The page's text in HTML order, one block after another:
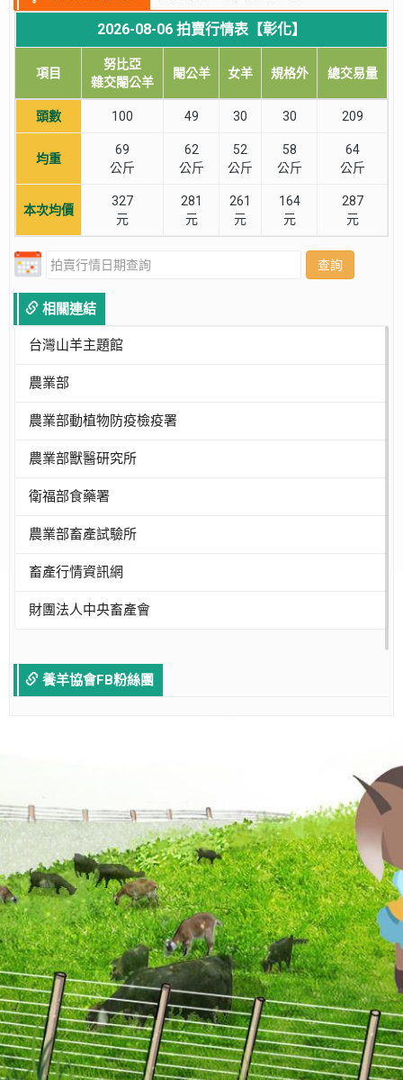
2026-08-06 拍賣行情表【彰化】
項目
努比亞
雜交閹公羊
閹公羊 女羊 規格外 總交易量
頭數 100 49 30 30 209
均重
69
公斤
62
公斤
52
公斤
58
公斤
64
公斤
本次均價
327
元
281
元
261
元
164
元
287
元
查詢
相關連結
台灣山羊主題館
農業部
農業部動植物防疫檢疫署
農業部獸醫研究所
衛福部食藥署
農業部畜產試驗所
畜產行情資訊網
財團法人中央畜產會
養羊協會FB粉絲團